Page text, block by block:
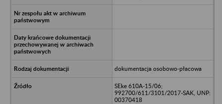
dokumentacja osobowo-płacowa
SEke 610A-15/06;
992700/611/3101/2017-SAK, UNP:
00370418